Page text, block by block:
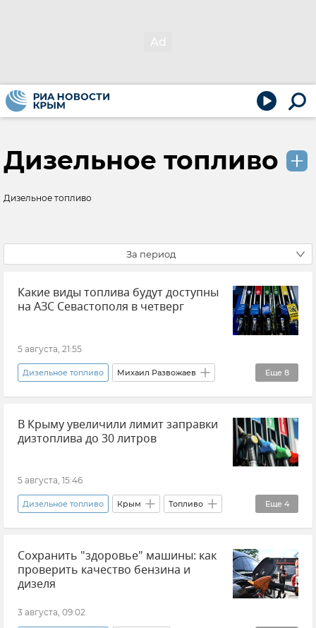
Дизельное топливо
Дизельное топливо
За период
Какие виды топлива будут доступны
на АЗС Севастополя в четверг
5 августа, 21:55
Еще 8
Дизельное топливо Михаил Развожаев
Севастополь Новости Севастополя
Крым Новости Крыма Топливо
Бензин
В Крыму увеличили лимит заправки
дизтоплива до 30 литров
5 августа, 15:46
Еще 4
Дизельное топливо Крым Топливо
Топливо в Крыму Юрий Гоцанюк
Дефицит топлива в Крыму Новости Крыма
Сохранить "здоровье" машины: как
проверить качество бензина и
дизеля
3 августа, 09:02